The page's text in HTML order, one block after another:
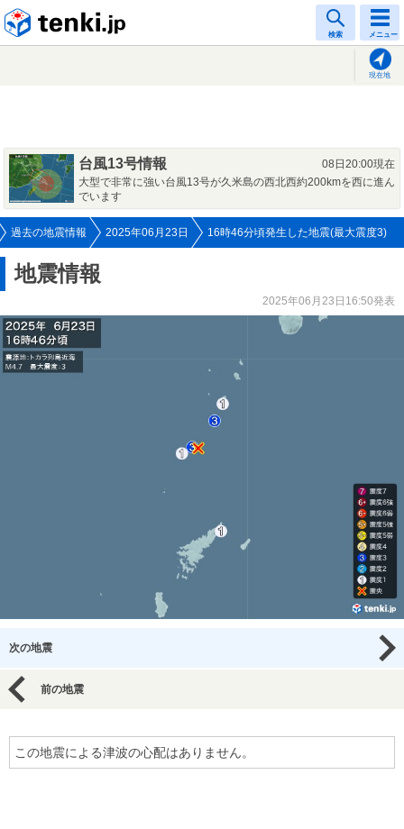
検索 メニュー
現在地
台風13号情報
08日20:00現在
大型で非常に強い台風13号が久米島の西北西約200kmを西に進ん
でいます
過去の地震情報 2025年06月23日 16時46分頃発生した地震(最大震度3)
地震情報
2025年06月23日16:50発表
次の地震
前の地震
この地震による津波の心配はありません。